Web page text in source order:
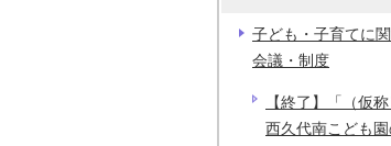
子ども・子育てに
会議・制度
【終了】「（仮称
西久代南こども